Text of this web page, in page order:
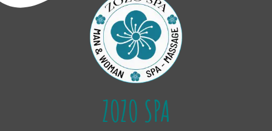
ZOZO SPA